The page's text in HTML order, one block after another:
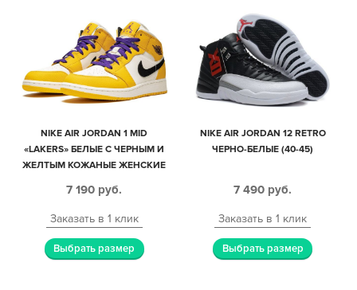
NIKE AIR JORDAN 1 MID
«LAKERS» БЕЛЫЕ С ЧЕРНЫМ И
ЖЕЛТЫМ КОЖАНЫЕ ЖЕНСКИЕ
7 190 руб.
Заказать в 1 клик
Выбрать размер
NIKE AIR JORDAN 12 RETRO
ЧЕРНО-БЕЛЫЕ (40-45)
7 490 руб.
Заказать в 1 клик
Выбрать размер